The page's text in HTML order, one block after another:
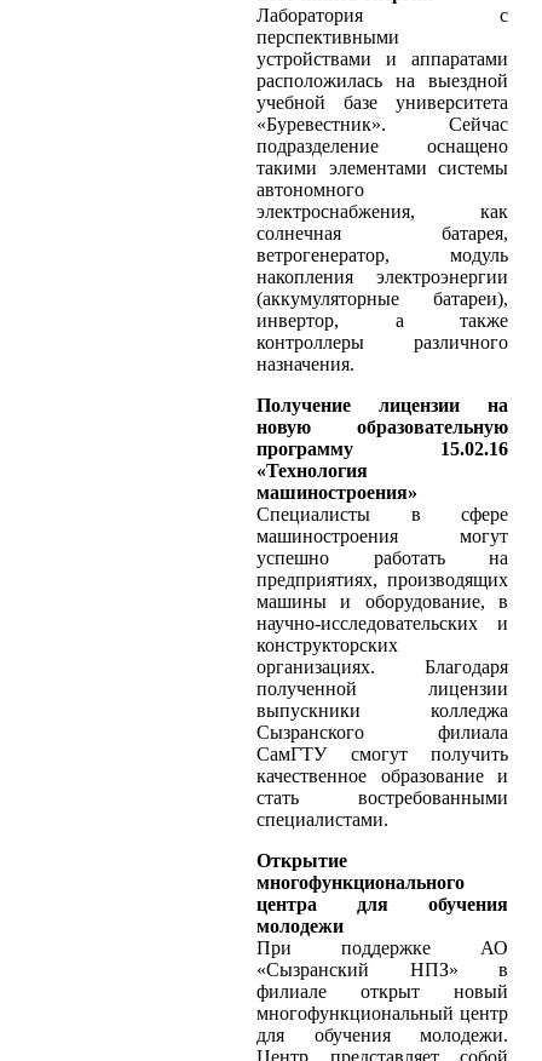
Лаборатория с
перспективными
устройствами и аппаратами
расположилась на выездной
учебной базе университета
«Буревестник». Сейчас
подразделение оснащено
такими элементами системы
автономного
электроснабжения, как
солнечная батарея,
ветрогенератор, модуль
накопления электроэнергии
(аккумуляторные батареи),
инвертор, а также
контроллеры различного
назначения.
Получение лицензии на
новую образовательную
программу 15.02.16
«Технология
машиностроения»
Специалисты в сфере
машиностроения могут
успешно работать на
предприятиях, производящих
машины и оборудование, в
научно-исследовательских и
конструкторских
организациях. Благодаря
полученной лицензии
выпускники колледжа
Сызранского филиала
СамГТУ смогут получить
качественное образование и
стать востребованными
специалистами.
Открытие
многофункционального
центра для обучения
молодежи
При поддержке АО
«Сызранский НПЗ» в
филиале открыт новый
многофункциональный центр
для обучения молодежи.
Центр представляет собой